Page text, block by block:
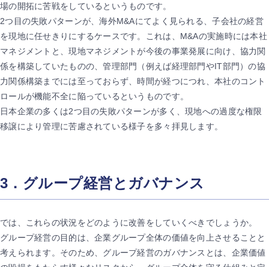
場の開拓に苦戦をしているというものです。
2つ目の失敗パターンが、海外M&Aにてよく見られる、子会社の経営
を現地に任せきりにするケースです。これは、M&Aの実施時には本社
マネジメントと、現地マネジメントが今後の事業発展に向け、協力関
係を構築していたものの、管理部門（例えば経理部門やIT部門）の協
力関係構築までには至っておらず、時間が経つにつれ、本社のコント
ロールが機能不全に陥っているというものです。
日本企業の多くは2つ目の失敗パターンが多く、現地への過度な権限
移譲により管理に苦慮されている様子を多々拝見します。
3．グループ経営とガバナンス
では、これらの状況をどのように改善をしていくべきでしょうか。
グループ経営の目的は、企業グループ全体の価値を向上させることと
考えられます。そのため、グループ経営のガバナンスとは、企業価値